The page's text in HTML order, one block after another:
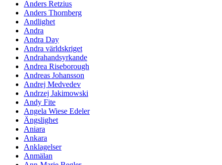
Anders Retzius
Anders Thornberg
Andlighet
Andra
Andra Day
Andra världskriget
Andrahandsyrkande
Andrea Riseborough
Andreas Johansson
Andrej Medvedev
Andrzej Jakimowski
Andy Fite
Angela Wiese Edeler
Ängslighet
Aniara
Ankara
Anklagelser
Anmälan